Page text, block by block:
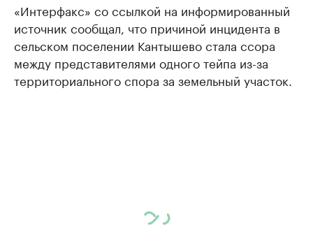
«Интерфакс» со ссылкой на информированный
источник сообщал, что причиной инцидента в
сельском поселении Кантышево стала ссора
между представителями одного тейпа из-за
территориального спора за земельный участок.